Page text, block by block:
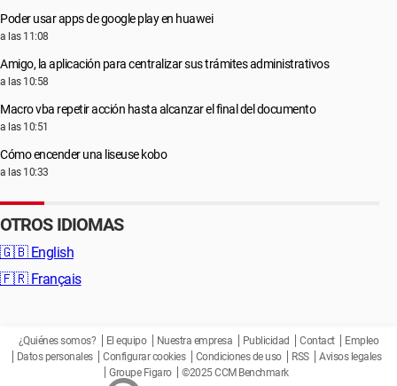
Poder usar apps de google play en huawei
a las 11:08
Amigo, la aplicación para centralizar sus trámites administrativos
a las 10:58
Macro vba repetir acción hasta alcanzar el final del documento
a las 10:51
Cómo encender una liseuse kobo
a las 10:33
OTROS IDIOMAS
🇬🇧 English
🇫🇷 Français
¿Quiénes somos? El equipo Nuestra empresa Publicidad Contact
Empleo
Datos personales
Configurar cookies Condiciones de uso RSS
Avisos legales
Groupe Figaro
©2025 CCM Benchmark